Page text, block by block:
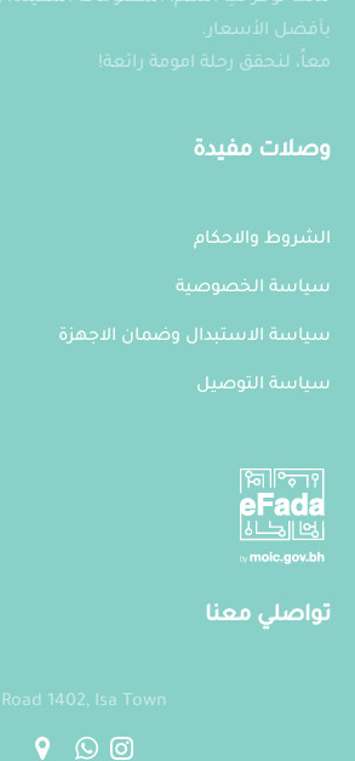
على
بأفضل الأسعار.
معاً، لنحقق رحلة امومة رائعة!
وصلات مفيدة
الشروط والاحكام
سياسة الخصوصية
سياسة الاستبدال وضمان الاجهزة
سياسة التوصيل
تواصلي معنا
Road 1402, Isa Town